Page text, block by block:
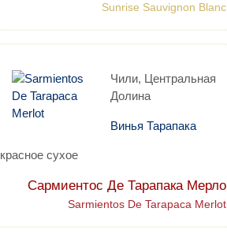
Sunrise Sauvignon Blanc
Чили, Центральная
Долина
Винья Тарапака
красное сухое
Сармиентос Де Тарапака Мерло
Sarmientos De Tarapaca Merlot